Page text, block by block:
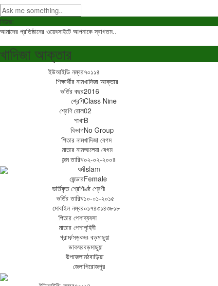
নিউজ:
আমাদের প্রতিষ্ঠানের ওয়েবসাইটে আপনাকে স্বাগতম..
খাদিজা আক্তার
ইউআইডি নম্বর৭০১১৪
শিক্ষার্থীর নামখাদিজা আক্তার
ভর্তির বছর2016
শ্রেণিClass Nine
শ্রেণি রোল02
শাখাB
বিভাগNo Group
পিতার নামখাদিজা বেগম
মাতার নামআলেয়া বেগম
জন্ম তারিখ০২-০২-২০০৪
ধর্মIslam
জেন্ডারFemale
ভর্তিকৃত শ্রেণি৬ষ্ঠ শ্রেণী
ভর্তির তারিখ১০-০১-২০১৫
মোবাইল নম্বর০১৭৪৩১৪৩৮১৮
পিতার পেশাব্যবসা
মাতার পেশাগৃহিনী
গ্রাম/সড়কদঃ বড়মাছুয়া
ডাকঘরবড়মাছুয়া
উপজেলামঠবাড়িয়া
জেলাপিরোজপুর